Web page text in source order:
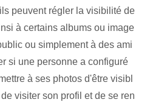
peuvent régler la visibilité de
à certains albums ou image
ou simplement à des ami
si une personne a configuré
à ses photos d'être visibl
visiter son profil et de se ren